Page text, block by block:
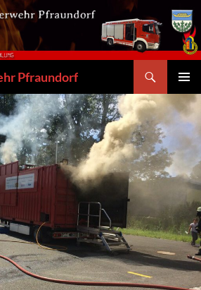
Pfraundorf
MENÜ